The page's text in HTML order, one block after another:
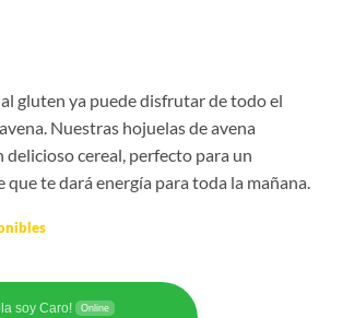
gluten ya puede disfrutar de todo el
Nuestras hojuelas de avena
cereal, perfecto para un
te dará energía para toda la mañana.
soy Caro! Online